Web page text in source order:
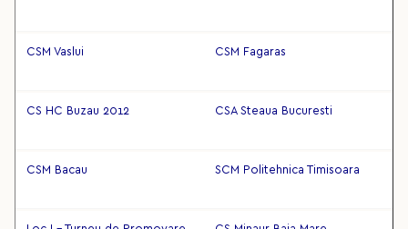
CSM Vaslui CSM Fagaras
CS HC Buzau 2012 CSA Steaua Bucuresti
CSM Bacau SCM Politehnica Timisoara